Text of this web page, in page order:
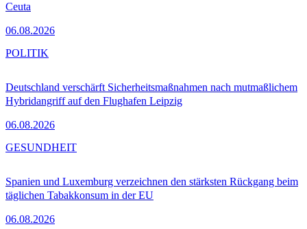
Ceuta
06.08.2026
Deutschland verschärft Sicherheitsmaßnahmen nach mutmaßlichem
Hybridangriff auf den Flughafen Leipzig
06.08.2026
POLITIK
Spanien und Luxemburg verzeichnen den stärksten Rückgang beim
täglichen Tabakkonsum in der EU
06.08.2026
GESUNDHEIT